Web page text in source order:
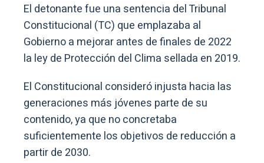
El detonante fue una sentencia del Tribunal
Constitucional (TC) que emplazaba al
Gobierno a mejorar antes de finales de 2022
la ley de Protección del Clima sellada en 2019.
El Constitucional consideró injusta hacia las
generaciones más jóvenes parte de su
contenido, ya que no concretaba
suficientemente los objetivos de reducción a
partir de 2030.